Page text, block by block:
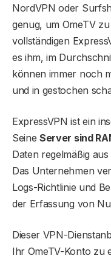
NordVPN oder
genug, um OmeTV
vollständigen
es ihm, im
können immer noch
und in gestochen
ExpressVPN ist ein
SeineServer sind
Daten regelmäßig
Das Unternehmen
Logs-Richtlinie und
der Erfassung von
Dieser VPN-
Ihr OmeTV-Konto zu